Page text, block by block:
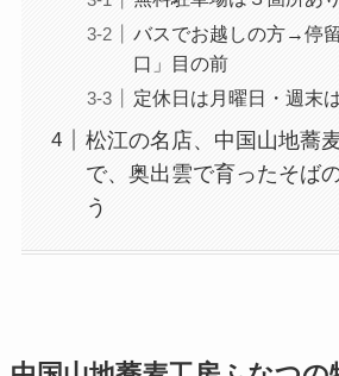
バスでお越しの方→停
口」目の前
定休日は月曜日・週末
松江の名店、中国山地蕎
で、奥出雲で育ったそば
う